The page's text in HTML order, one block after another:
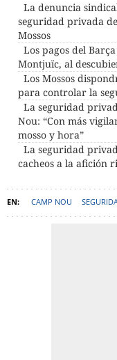
La denuncia
seguridad privada
Mossos
Los pagos del
Montjuïc, al
Los Mossos
para controlar la
La seguridad
Nou: “Con más
mosso y hora”
La seguridad
cacheos a la afición
CAMP NOU